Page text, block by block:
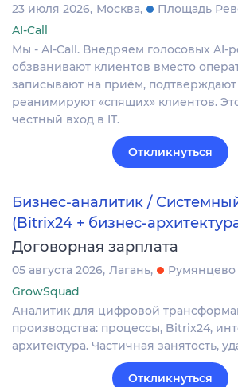
23 июля 2026 Москва
Площадь
AI-Call
Мы - AI-Call. Внедряем голосовых AI-
обзванивают клиентов вместо
записывают на приём, подтверждают
реанимируют «спящих» клиентов.
честный вход в IT.
Откликнуться
Бизнес-аналитик /
(Bitrix24 + бизнес-
Договорная зарплата
05 августа 2026 Лагань
Румянцево
GrowSquad
Аналитик для цифровой
производства: процессы, Bitrix24,
архитектура. Частичная занятость,
Откликнуться